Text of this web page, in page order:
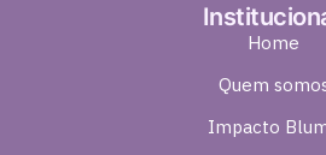
Home
Quem
Impacto